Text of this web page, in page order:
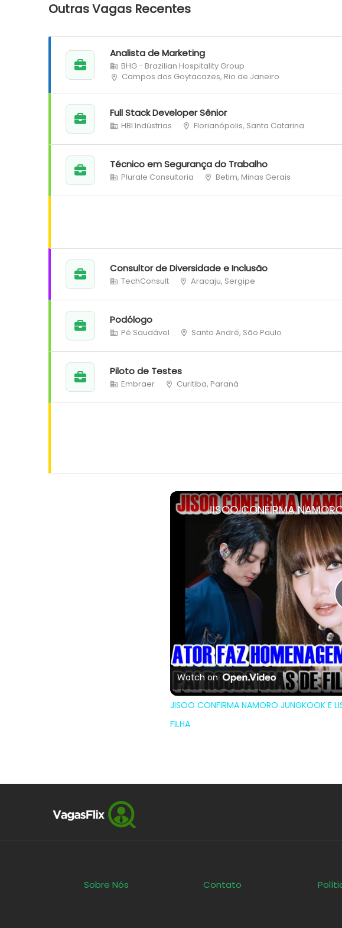
Outras Vagas Recentes
Analista de Marketing
BHG - Brazilian Hospitality Group
Campos dos Goytacazes, Rio de Janeiro
Full Stack Developer Sênior
HBI Indústrias Florianópolis, Santa Catarina
Técnico em Segurança do Trabalho
Plurale Consultoria Betim, Minas Gerais
Consultor de Diversidade e Inclusão
TechConsult Aracaju, Sergipe
Podólogo
Pé Saudável Santo André, São Paulo
Piloto de Testes
Embraer Curitiba, Paraná
Watch on
JISOO CONFIRMA NAMORO JUNGKOOK E
FILHA
Sobre Nós Contato